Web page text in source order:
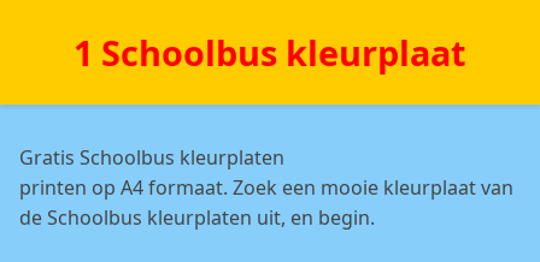
1 Schoolbus kleurplaat
Gratis Schoolbus kleurplaten
printen op A4 formaat. Zoek een mooie kleurplaat van
de Schoolbus kleurplaten uit, en begin.